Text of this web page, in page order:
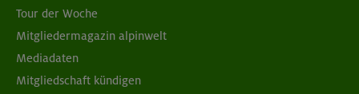
07./14./21.09.26
Tour der Woche
Mitgliedermagazin alpinwelt
Mediadaten
Mitgliedschaft kündigen